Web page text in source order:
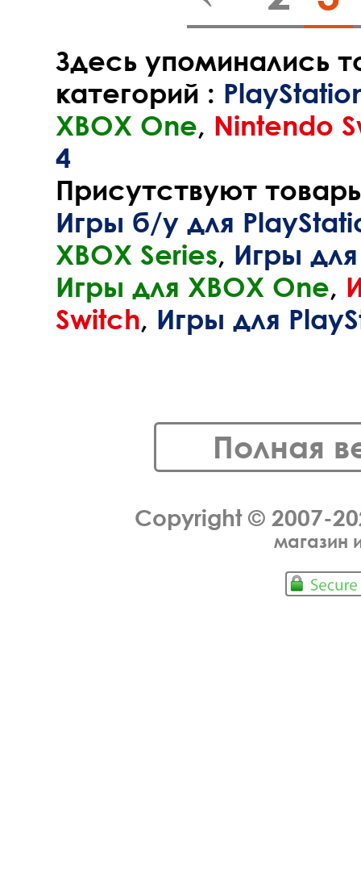
Здесь упоминались
категорий :
XBOX One, Nintendo
4
Присутствуют
Игры б/у для
XBOX Series, Игры
Игры для XBOX One,
Switch, Игры для
Полная
Copyright © 2007-
магазин